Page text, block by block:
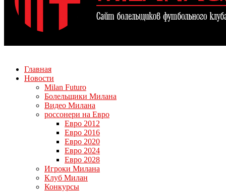
Главная
Новости
Milan Futuro
Болельщики Милана
Видео Милана
россонери на Евро
Евро 2012
Евро 2016
Евро 2020
Евро 2024
Евро 2028
Игроки Милана
Клуб Милан
Конкурсы